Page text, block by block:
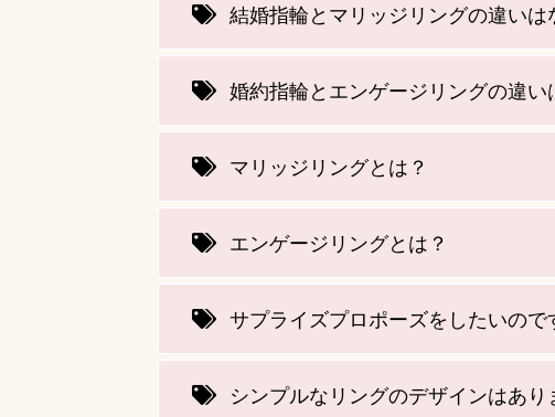
結婚指輪とマリッジリングの違いは
婚約指輪とエンゲージリングの違い
マリッジリングとは？
エンゲージリングとは？
サプライズプロポーズをしたいの
シンプルなリングのデザインはあり